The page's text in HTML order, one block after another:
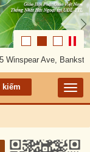
Ave, Bankstown,